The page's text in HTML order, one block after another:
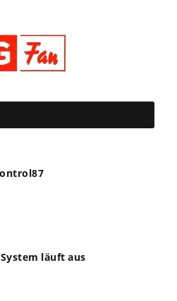
System läuft aus